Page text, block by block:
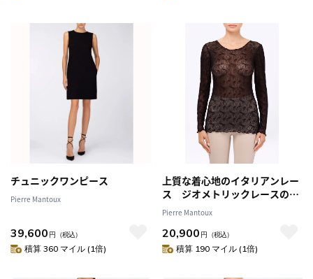
チュニックワンピース
Pierre Mantoux
39,600 円 （税込）
積算 360 マイル (1倍)
上質な着心地のイタリアンレー
ス ジオメトリックレースのボ
ートネック長袖 ニュアンスカ
Pierre Mantoux
20,900 円 （税込）
積算 190 マイル (1倍)